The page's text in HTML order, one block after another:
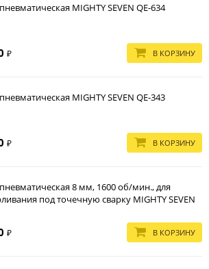
MIGHTY SEVEN QE-634
₽ В КОРЗИНУ
MIGHTY SEVEN QE-343
₽ В КОРЗИНУ
8 мм, 1600 об/мин., для
под точечную сварку MIGHTY SEVEN
₽ В КОРЗИНУ